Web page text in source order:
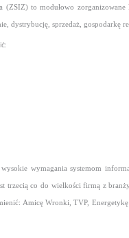
(ZSIZ) to modułowo
dystrybucję, sprzedaż, gospodarkę
wymagania systemom
trzecią co do wielkości firmą z
Amicę Wronki, TVP,